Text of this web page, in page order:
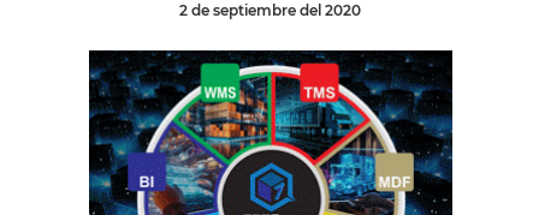
2 de septiembre del 2020